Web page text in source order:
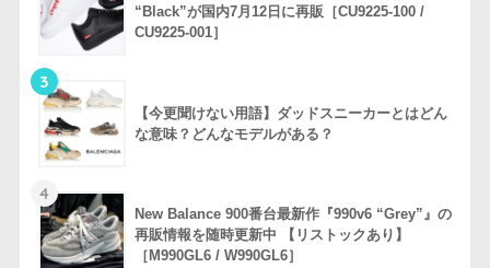
“Black”が国内7月12日に再販［CU9225-100 /
CU9225-001］
3
【今更聞けない用語】ダッドスニーカーとはどん
な意味？どんなモデルがある？
4
New Balance 900番台最新作『990v6 “Grey”』の
再販情報を随時更新中 【リストックあり】
［M990GL6 / W990GL6］